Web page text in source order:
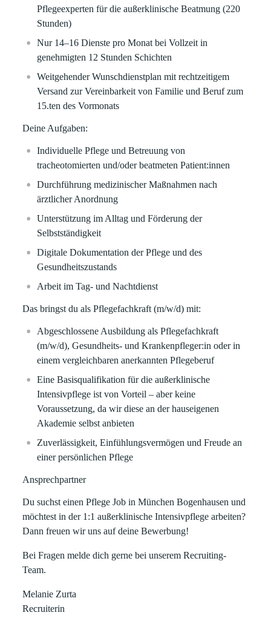
Pflegeexperten für die außerklinische Beatmung (220
Stunden)
Nur 14–16 Dienste pro Monat bei Vollzeit in
genehmigten 12 Stunden Schichten
Weitgehender Wunschdienstplan mit rechtzeitigem
Versand zur Vereinbarkeit von Familie und Beruf zum
15.ten des Vormonats
Deine Aufgaben:
Individuelle Pflege und Betreuung von
tracheotomierten und/oder beatmeten Patient:innen
Durchführung medizinischer Maßnahmen nach
ärztlicher Anordnung
Unterstützung im Alltag und Förderung der
Selbstständigkeit
Digitale Dokumentation der Pflege und des
Gesundheitszustands
Arbeit im Tag- und Nachtdienst
Das bringst du als Pflegefachkraft (m/w/d) mit:
Abgeschlossene Ausbildung als Pflegefachkraft
(m/w/d), Gesundheits- und Krankenpfleger:in oder in
einem vergleichbaren anerkannten Pflegeberuf
Eine Basisqualifikation für die außerklinische
Intensivpflege ist von Vorteil – aber keine
Voraussetzung, da wir diese an der hauseigenen
Akademie selbst anbieten
Zuverlässigkeit, Einfühlungsvermögen und Freude an
einer persönlichen Pflege
Ansprechpartner
Du suchst einen Pflege Job in München Bogenhausenund
möchtest in der 1:1 außerklinische Intensivpflege arbeiten?
Dann freuen wir uns auf deine Bewerbung!
Bei Fragen melde dich gerne bei unserem Recruiting-
Team.
Melanie Zurta
Recruiterin